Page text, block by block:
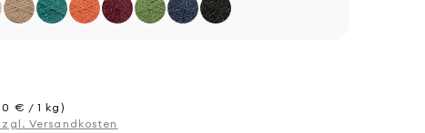
€ / 1 kg)
Versandkosten